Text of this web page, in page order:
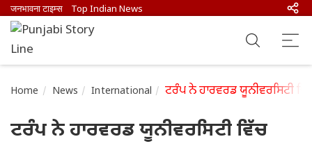
जनभावना टाइम्स Top Indian News
Home News International ਟਰੰਪ ਨੇ ਹਾਰਵਰਡ ਯੂਨੀਵਰਸਿਟੀ
ਟਰੰਪ ਨੇ ਹਾਰਵਰਡ ਯੂਨੀਵਰਸਿਟੀ ਵਿੱਚ